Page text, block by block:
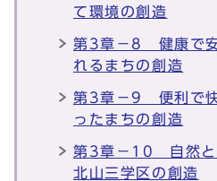
て環境の創造
第3章－8 健康で
れるまちの創造
第3章－9 便利で
ったまちの創造
第3章－10 自然と
北山三学区の創造